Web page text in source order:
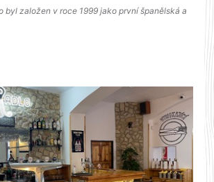
byl založen v roce 1999 jako první španělská a